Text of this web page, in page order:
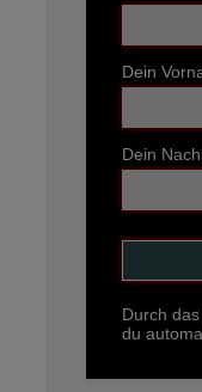
Dein
Dein
Durch
du